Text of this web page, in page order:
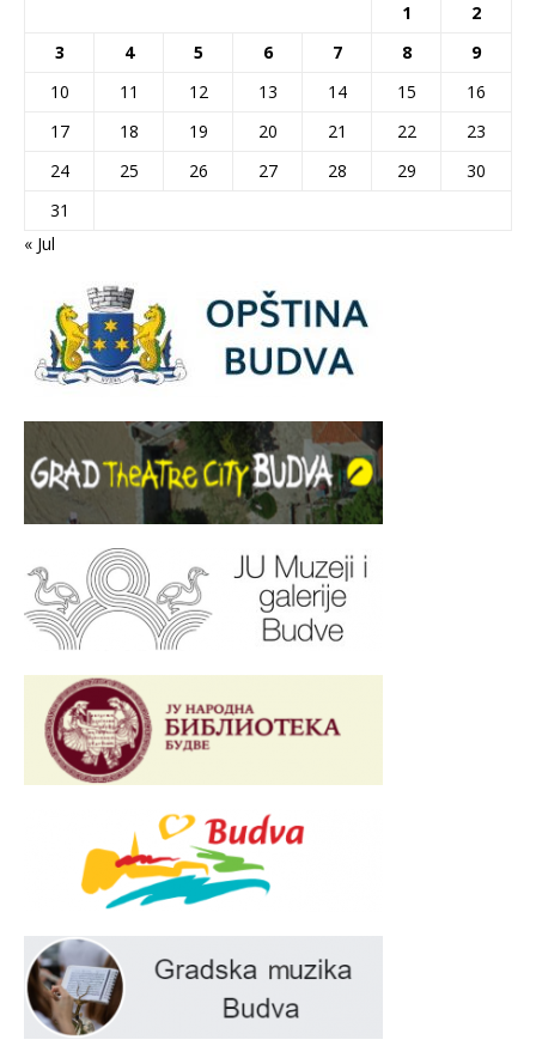
1
2
3
4 5 6 7 8
9
10
11 12 13 14 15
16
17
18 19 20 21 22
23
24
25 26 27 28 29
30
31
« Jul